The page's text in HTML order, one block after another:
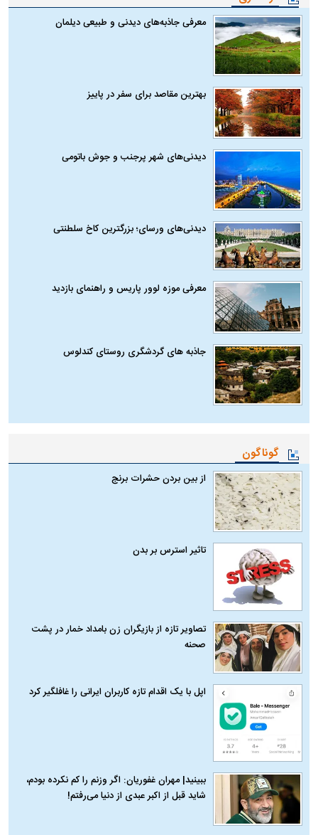
معرفی جاذبه‌های دیدنی و طبیعی دیلمان
بهترین مقاصد برای سفر در پاییز
دیدنی‌های شهر پرجنب و جوش باتومی
دیدنی‌های ورسای؛ بزرگترین کاخ سلطنتی
معرفی موزه لوور پاریس و راهنمای بازدید
جاذبه های گردشگری روستای کندلوس
گوناگون
از بین بردن حشرات برنج
تاثیر استرس بر بدن
تصاویر تازه از بازیگران زن بامداد خمار در پشت
صحنه
اپل با یک اقدام تازه کاربران ایرانی را غافلگیر کرد
ببینید| مهران غفوریان: اگر وزنم را کم نکرده بودم،
شاید قبل از اکبر عبدی از دنیا می‌رفتم!